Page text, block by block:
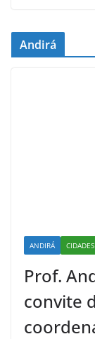
Andirá
ANDIRÁ CIDADES
Prof.
convite